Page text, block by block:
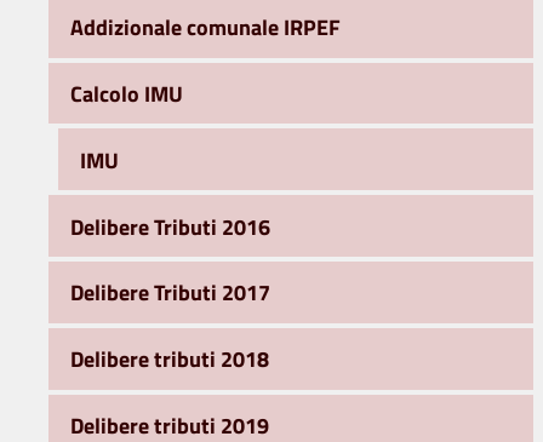
Addizionale comunale IRPEF
Calcolo IMU
IMU
Delibere Tributi 2016
Delibere Tributi 2017
Delibere tributi 2018
Delibere tributi 2019